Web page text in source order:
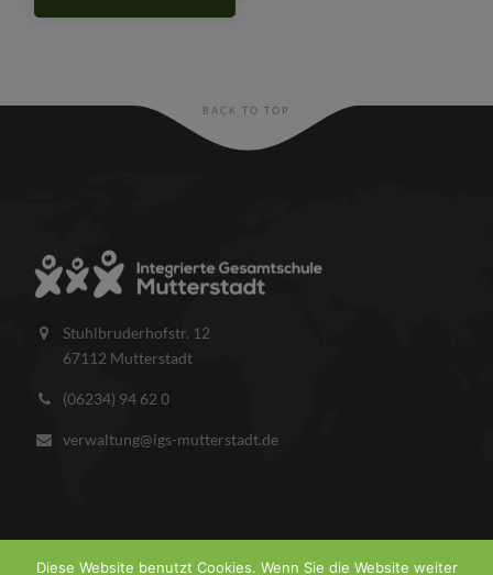
BACK TO TOP
Stuhlbruderhofstr. 12
67112 Mutterstadt
(06234) 94 62 0
verwaltung@igs-mutterstadt.de
Diese Website benutzt Cookies. Wenn Sie die Website weiter